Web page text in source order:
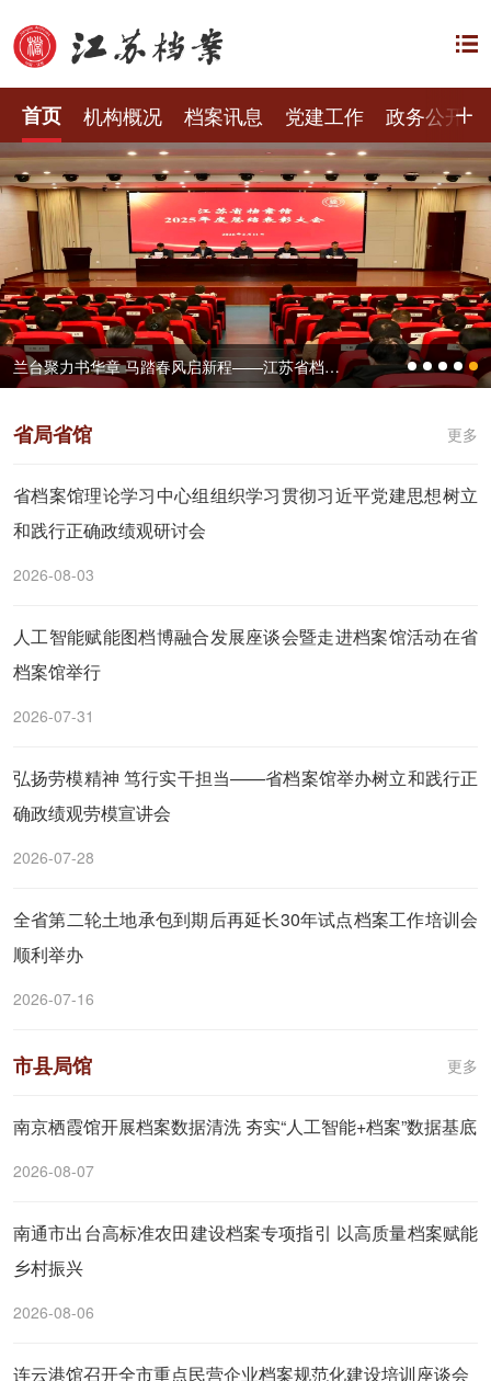
首页 机构概况 档案讯息 党建工作 政务公开
兰台聚力书华章 马踏春风启新程——江苏省档案馆召开2025年度总结表彰大会
省局省馆 更多
省档案馆理论学习中心组组织学习贯彻习近平党建思想树立
和践行正确政绩观研讨会
2026-08-03
人工智能赋能图档博融合发展座谈会暨走进档案馆活动在省
档案馆举行
2026-07-31
弘扬劳模精神 笃行实干担当——省档案馆举办树立和践行正
确政绩观劳模宣讲会
2026-07-28
全省第二轮土地承包到期后再延长30年试点档案工作培训会
顺利举办
2026-07-16
市县局馆 更多
南京栖霞馆开展档案数据清洗 夯实“人工智能+档案”数据基底
2026-08-07
南通市出台高标准农田建设档案专项指引 以高质量档案赋能
乡村振兴
2026-08-06
连云港馆召开全市重点民营企业档案规范化建设培训座谈会